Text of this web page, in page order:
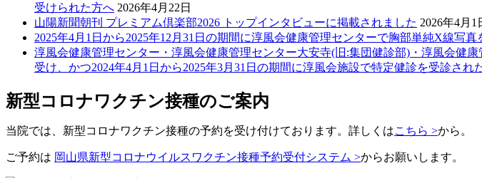
受けられた方へ 2026年4月22日
山陽新聞朝刊 プレミアム倶楽部2026 トップインタビューに掲載されました 2026年4月1
2025年4月1日から2025年12月31日の期間に淳風会健康管理センターで胸部単純X線写真
淳風会健康管理センター・淳風会健康管理センター大安寺(旧:集団健診部)・淳風会健
受け、かつ2024年4月1日から2025年3月31日の期間に淳風会施設で特定健診を受診され
新型コロナワクチン接種のご案内
当院では、新型コロナワクチン接種の予約を受け付けております。詳しくはこちら >から。
ご予約は 岡山県新型コロナウイルスワクチン接種予約受付システム >からお願いします。